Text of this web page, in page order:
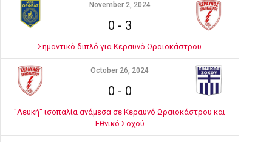
November 2, 2024
0 - 3
Σημαντικό διπλό για Κεραυνό Ωραιοκάστρου
October 26, 2024
0 - 0
"Λευκή" ισοπαλία ανάμεσα σε Κεραυνό Ωραιοκάστρου και
Εθνικό Σοχού